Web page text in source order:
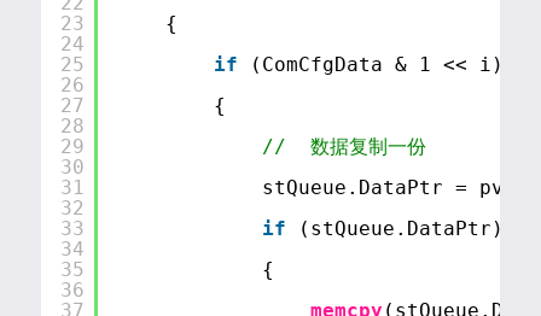
23
24
25
26
27
28
29
30
31
32
33
34
35
36
37
{
if
(ComCfgData & 1 << i)
{
//  数据复制一份
stQueue.DataPtr =
if
(stQueue.DataPtr)
{
memcpy